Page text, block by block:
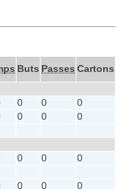
Buts Passes Cartons
0 0
0
0 0
0
0 0
0
0 0
0